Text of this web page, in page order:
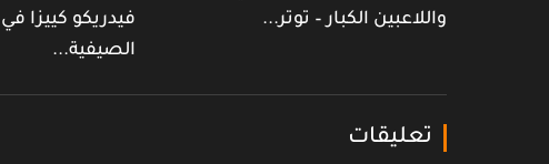
واللاعبين الكبار – توتر...
فيدريكو كييزا
الصيفية...
تعليقات